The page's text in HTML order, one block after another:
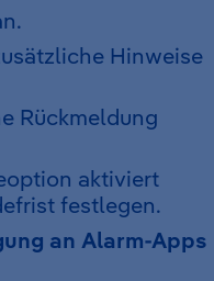
Hinweise
Rückmeldung
aktiviert
festlegen.
an Alarm-Apps